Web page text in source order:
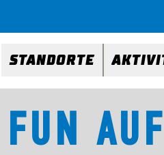
STANDORTE